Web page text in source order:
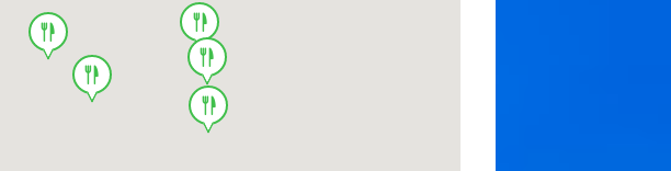
food
food
food
food
food